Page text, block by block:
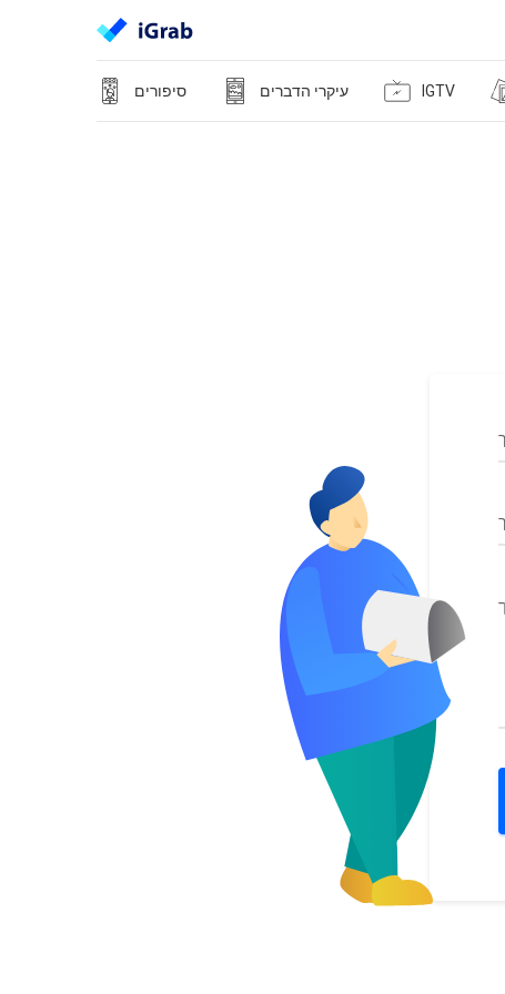
סיפורים עיקרי הדברים IGTV